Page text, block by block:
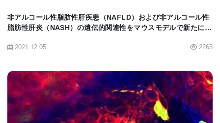
非アルコール性脂肪性肝疾患（NAFLD）および非アルコール性
脂肪性肝炎（NASH）の遺伝的関連性をマウスモデルで新たに発
2021.12.05 2265